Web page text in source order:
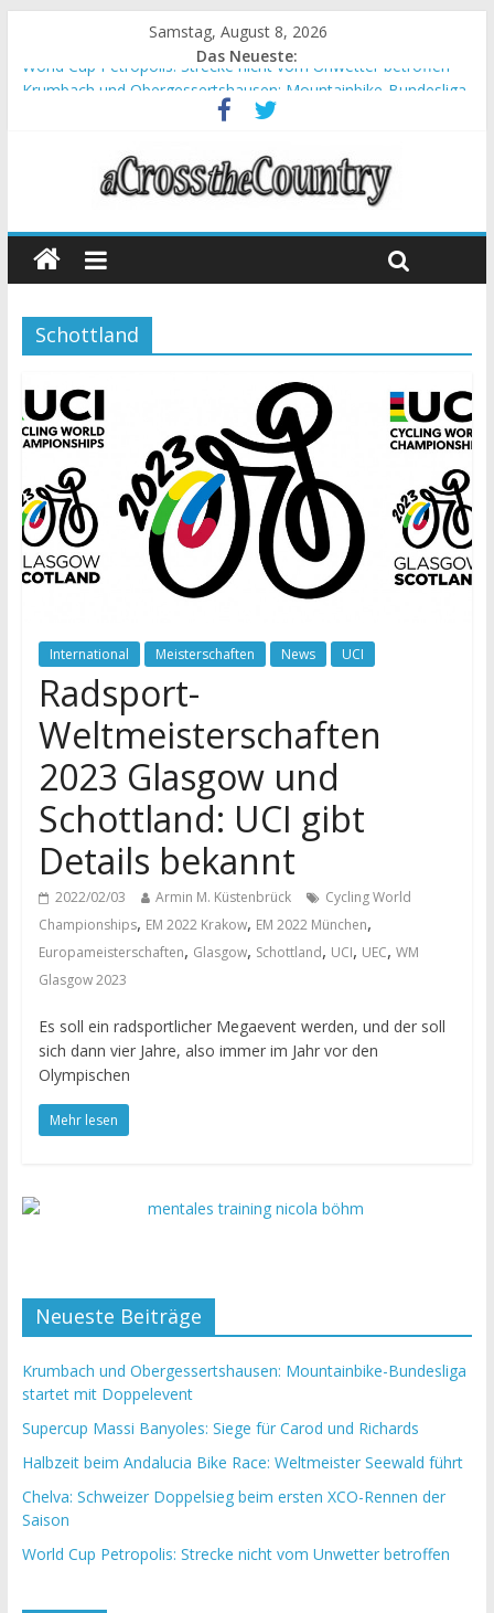
Samstag, August 8, 2026
Das Neueste:
World Cup Petropolis: Strecke nicht vom Unwetter betroffen
Krumbach und Obergessertshausen: Mountainbike-Bundesliga
Halbzeit beim Andalucia Bike Race: Weltmeister Seewald führt
Chelva: Schweizer Doppelsieg beim ersten XCO-Rennen der
Schottland
International Meisterschaften News UCI
Radsport-
Weltmeisterschaften
2023 Glasgow und
Schottland: UCI gibt
Details bekannt
2022/02/03 Armin M. Küstenbrück
Cycling World
Championships, EM 2022 Krakow, EM 2022 München,
Europameisterschaften, Glasgow, Schottland, UCI, UEC, WM
Glasgow 2023
Es soll ein radsportlicher Megaevent werden, und der soll
sich dann vier Jahre, also immer im Jahr vor den
Olympischen
Mehr lesen
Neueste Beiträge
Krumbach und Obergessertshausen: Mountainbike-Bundesliga
startet mit Doppelevent
Supercup Massi Banyoles: Siege für Carod und Richards
Halbzeit beim Andalucia Bike Race: Weltmeister Seewald führt
Chelva: Schweizer Doppelsieg beim ersten XCO-Rennen der
Saison
World Cup Petropolis: Strecke nicht vom Unwetter betroffen